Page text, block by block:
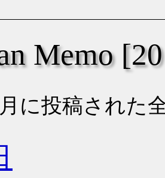
Memo
に投稿された